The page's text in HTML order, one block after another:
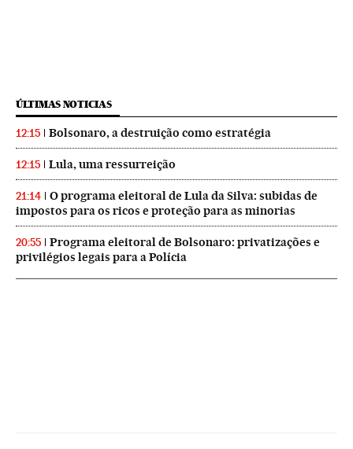
ÚLTIMAS NOTICIAS
12:15 Bolsonaro, a destruição como estratégia
12:15 Lula, uma ressurreição
21:14
O programa eleitoral de Lula da Silva: subidas de
impostos para os ricos e proteção para as minorias
20:55
Programa eleitoral de Bolsonaro: privatizações e
privilégios legais para a Polícia